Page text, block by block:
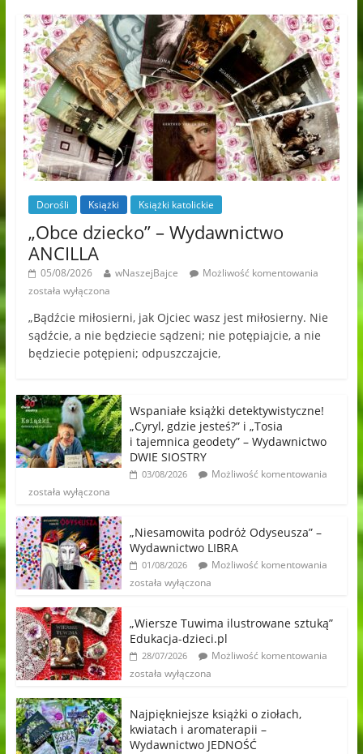
Dorośli Książki Książki katolickie
„Obce dziecko” – Wydawnictwo
ANCILLA
05/08/2026 wNaszejBajce
Możliwość komentowania
została wyłączona
„Bądźcie miłosierni, jak Ojciec wasz jest miłosierny. Nie
sądźcie, a nie będziecie sądzeni; nie potępiajcie, a nie
będziecie potępieni; odpuszczajcie,
Wspaniałe książki detektywistyczne!
„Cyryl, gdzie jesteś?” i „Tosia
i tajemnica geodety” – Wydawnictwo
DWIE SIOSTRY
03/08/2026
Możliwość komentowania
została wyłączona
„Niesamowita podróż Odyseusza” –
Wydawnictwo LIBRA
01/08/2026
Możliwość komentowania
została wyłączona
„Wiersze Tuwima ilustrowane sztuką”
Edukacja-dzieci.pl
28/07/2026
Możliwość komentowania
została wyłączona
Najpiękniejsze książki o ziołach,
kwiatach i aromaterapii –
Wydawnictwo JEDNOŚĆ